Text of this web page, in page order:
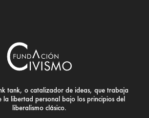
tank, o catalizador de ideas, que trabaja
la libertad personal bajo los principios del
liberalismo clásico.